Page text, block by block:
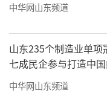
中华网山东频道
山东235个制造业单项
七成民企参与打造中
中华网山东频道